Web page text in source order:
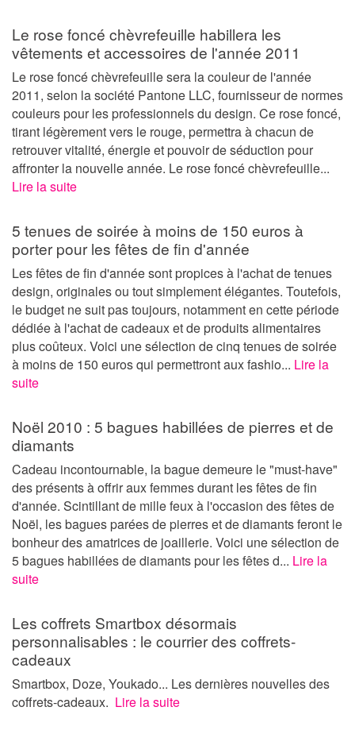
Le rose foncé chèvrefeuille habillera les
vêtements et accessoires de l'année 2011
Le rose foncé chèvrefeuille sera la couleur de l'année
2011, selon la société Pantone LLC, fournisseur de normes
couleurs pour les professionnels du design. Ce rose foncé,
tirant légèrement vers le rouge, permettra à chacun de
retrouver vitalité, énergie et pouvoir de séduction pour
affronter la nouvelle année. Le rose foncé chèvrefeuille...
Lire la suite
5 tenues de soirée à moins de 150 euros à
porter pour les fêtes de fin d'année
Les fêtes de fin d'année sont propices à l'achat de tenues
design, originales ou tout simplement élégantes. Toutefois,
le budget ne suit pas toujours, notamment en cette période
dédiée à l'achat de cadeaux et de produits alimentaires
plus coûteux. Voici une sélection de cinq tenues de soirée
à moins de 150 euros qui permettront aux fashio... Lire la
suite
Noël 2010 : 5 bagues habillées de pierres et de
diamants
Cadeau incontournable, la bague demeure le "must-have"
des présents à offrir aux femmes durant les fêtes de fin
d'année. Scintillant de mille feux à l'occasion des fêtes de
Noël, les bagues parées de pierres et de diamants feront le
bonheur des amatrices de joaillerie. Voici une sélection de
5 bagues habillées de diamants pour les fêtes d... Lire la
suite
Les coffrets Smartbox désormais
personnalisables : le courrier des coffrets-
cadeaux
Smartbox, Doze, Youkado... Les dernières nouvelles des
coffrets-cadeaux. Lire la suite